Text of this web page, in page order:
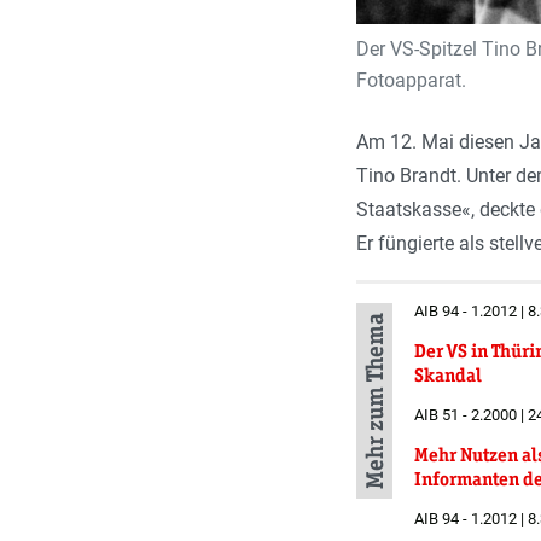
Der VS-Spitzel Tino
Fotoapparat.
Am 12. Mai diesen
Tino Brandt. Unter
Staatskasse«,
Er füngierte als
Mehr zum Thema
AIB 94 - 1.2012 |
Der VS in
Skandal
AIB 51 - 2.2000 |
Mehr Nutzen
Informanten
AIB 94 - 1.2012 |